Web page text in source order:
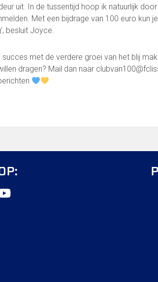
info@fclisse.nl
uit. In de tussentijd hoop ik natuurlijk
Met een bijdrage van 100 euro kun
besluit Joyce.
met de verdere groei van het blij
dragen? Mail dan naar